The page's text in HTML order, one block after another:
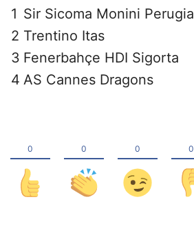
1 Sir Sicoma Monini Perugia
2 Trentino Itas
3 Fenerbahçe HDI Sigorta
4 AS Cannes Dragons